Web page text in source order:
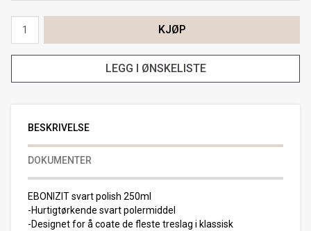
KJØP
LEGG I ØNSKELISTE
BESKRIVELSE
DOKUMENTER
EBONIZIT svart polish 250ml
-Hurtigtørkende svart polermiddel
-Designet for å coate de fleste treslag i klassisk